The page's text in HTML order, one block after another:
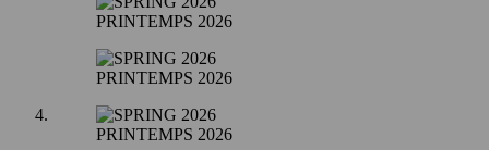
PRINTEMPS 2026
PRINTEMPS 2026
PRINTEMPS 2026